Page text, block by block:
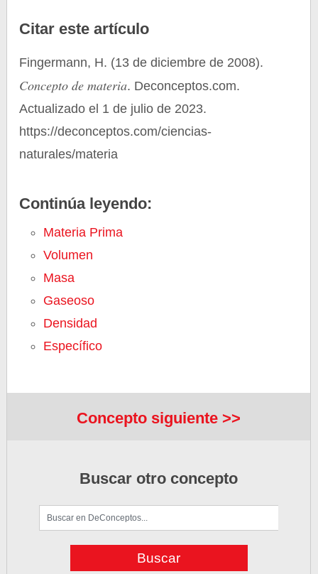
Citar este artículo
Fingermann, H. (13 de diciembre de 2008).
Concepto de materia. Deconceptos.com.
Actualizado el 1 de julio de 2023.
https://deconceptos.com/ciencias-
naturales/materia
Continúa leyendo:
Materia Prima
Volumen
Masa
Gaseoso
Densidad
Específico
Concepto siguiente >>
Buscar otro concepto